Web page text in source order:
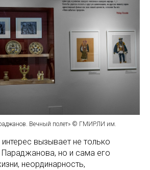
Вечный полет» © ГМИРЛИ им.
вызывает не только
Параджанова, но и сама его
неординарность,